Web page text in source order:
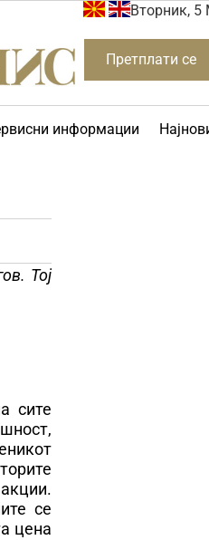
Вторник, 5
Претплати се
информации
Тој
сите
се
цена